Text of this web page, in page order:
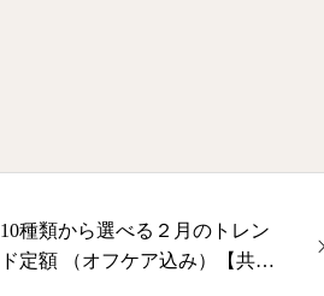
10種類から選べる２月のトレン
ド定額 （オフケア込み）【共通